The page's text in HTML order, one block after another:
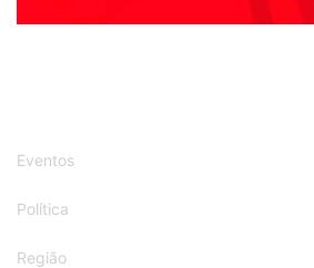
Eventos
Política
Região